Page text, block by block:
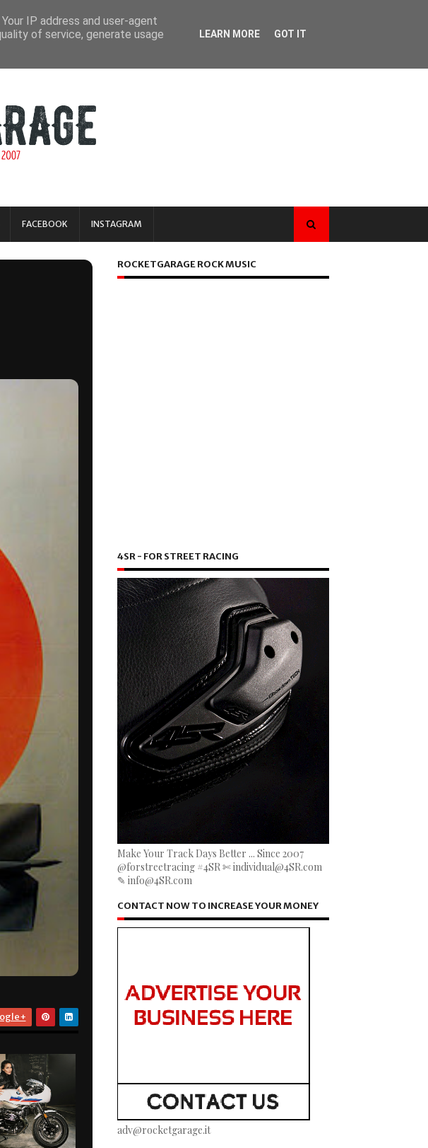
FACEBOOK INSTAGRAM
ROCKETGARAGE ROCK MUSIC
4SR - FOR STREET RACING
Make Your Track Days Better ... Since 2007
@forstreetracing #4SR ✄ individual@4SR.com
✎ info@4SR.com
CONTACT NOW TO INCREASE YOUR MONEY
adv@rocketgarage.it
IP address and user-agent
of service, generate usage
LEARN MORE GOT IT